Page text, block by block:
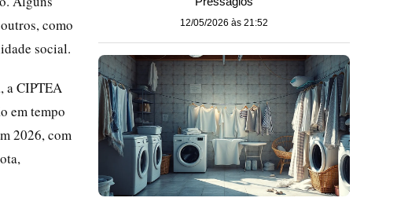
como
social.
a CIPTEA
em tempo
2026, com
12/05/2026 às 21:52